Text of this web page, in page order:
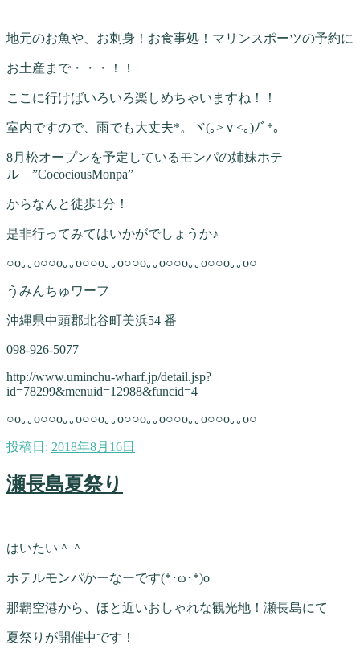
地元のお魚や、お刺身！お食事処！マリンスポーツの予約に
お土産まで・・・！！
ここに行けばいろいろ楽しめちゃいますね！！
室内ですので、雨でも大丈夫*。ヾ(｡>ｖ<｡)ﾉﾞ*。
8月松オープンを予定しているモンパの姉妹ホテ
ル ”CocociousMonpa”
からなんと徒歩1分！
是非行ってみてはいかがでしょうか♪
○o｡｡o○○o｡｡o○○o｡｡o○○o｡｡o○○o｡｡o○○o｡｡o○
うみんちゅワーフ
沖縄県中頭郡北谷町美浜54 番
098-926-5077
http://www.uminchu-wharf.jp/detail.jsp?
id=78299&menuid=12988&funcid=4
○o｡｡o○○o｡｡o○○o｡｡o○○o｡｡o○○o｡｡o○○o｡｡o○
投稿日: 2018年8月16日
瀬長島夏祭り
はいたい＾＾
ホテルモンパかーなーです(*･ω･*)o
那覇空港から、ほと近いおしゃれな観光地！瀬長島にて
夏祭りが開催中です！